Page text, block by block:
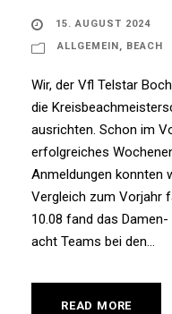
15. AUGUST 2024
ALLGEMEIN , BEACH
Wir, der Vfl Telstar
die
ausrichten. Schon im
erfolgreiches
Anmeldungen konnten
Vergleich zum Vorjahr
10.08 fand das
acht Teams bei den...
READ MORE